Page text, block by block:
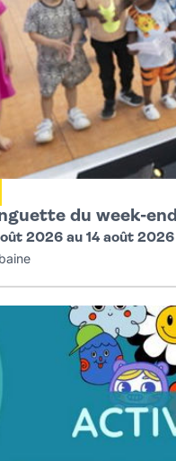
du week-end
2026 au 14 août 2026